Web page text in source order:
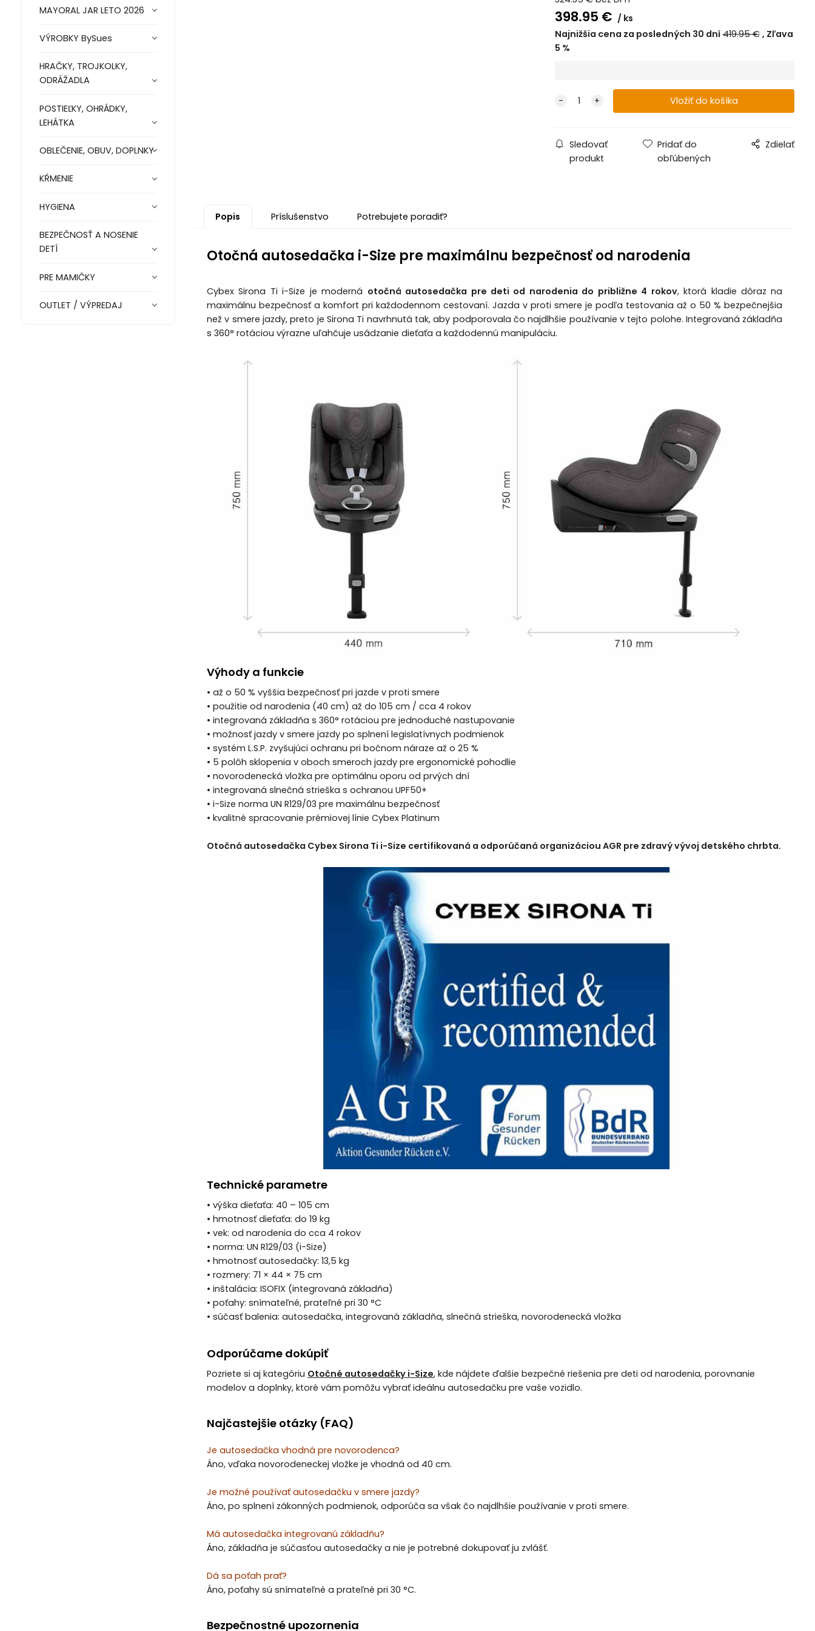
MAYORAL JAR LETO 2026
VÝROBKY BySues
HRAČKY, TROJKOLKY,
ODRÁŽADLA
POSTIEĽKY, OHRÁDKY,
LEHÁTKA
OBLEČENIE, OBUV, DOPLNKY
KŔMENIE
HYGIENA
BEZPEČNOSŤ A NOSENIE
DETÍ
PRE MAMIČKY
OUTLET / VÝPREDAJ
398.95 €
ks
Najnižšia cena za posledných 30 dní 419.95€
Zľava
5 %
Sledovať
produkt
Pridať do
obľúbených
Zdielať
Popis Príslušenstvo Potrebujete poradiť?
Otočná autosedačka i-Size pre maximálnu bezpečnosť od narodenia
Cybex Sirona Ti i-Size je moderná otočná autosedačka pre deti od narodenia do približne 4 rokov, ktorá kladie dôraz na
maximálnu bezpečnosť a komfort pri každodennom cestovaní. Jazda v proti smere je podľa testovania až o 50 % bezpečnejšia
než v smere jazdy, preto je Sirona Ti navrhnutá tak, aby podporovala čo najdlhšie používanie v tejto polohe. Integrovaná základňa
s 360° rotáciou výrazne uľahčuje usádzanie dieťaťa a každodennú manipuláciu.
Výhody a funkcie
• až o 50 % vyššia bezpečnosť pri jazde v proti smere
• použitie od narodenia (40 cm) až do 105 cm / cca 4 rokov
• integrovaná základňa s 360° rotáciou pre jednoduché nastupovanie
• možnosť jazdy v smere jazdy po splnení legislatívnych podmienok
• systém L.S.P. zvyšujúci ochranu pri bočnom náraze až o 25 %
• 5 polôh sklopenia v oboch smeroch jazdy pre ergonomické pohodlie
• novorodenecká vložka pre optimálnu oporu od prvých dní
• integrovaná slnečná strieška s ochranou UPF50+
• i-Size norma UN R129/03 pre maximálnu bezpečnosť
• kvalitné spracovanie prémiovej línie Cybex Platinum
Otočná autosedačka Cybex Sirona Ti i-Size certifikovaná a odporúčaná organizáciou AGR pre zdravý vývoj detského chrbta.
Technické parametre
• výška dieťaťa: 40 – 105 cm
• hmotnosť dieťaťa: do 19 kg
• vek: od narodenia do cca 4 rokov
• norma: UN R129/03 (i-Size)
• hmotnosť autosedačky: 13,5 kg
• rozmery: 71 × 44 × 75 cm
• inštalácia: ISOFIX (integrovaná základňa)
• poťahy: snímateľné, prateľné pri 30 °C
• súčasť balenia: autosedačka, integrovaná základňa, slnečná strieška, novorodenecká vložka
Odporúčame dokúpiť
Pozriete si aj kategóriu Otočné autosedačky i-Size, kde nájdete ďalšie bezpečné riešenia pre deti od narodenia, porovnanie
modelov a doplnky, ktoré vám pomôžu vybrať ideálnu autosedačku pre vaše vozidlo.
Najčastejšie otázky (FAQ)
Je autosedačka vhodná pre novorodenca?
Áno, vďaka novorodeneckej vložke je vhodná od 40 cm.
Je možné používať autosedačku v smere jazdy?
Áno, po splnení zákonných podmienok, odporúča sa však čo najdlhšie používanie v proti smere.
Má autosedačka integrovanú základňu?
Áno, základňa je súčasťou autosedačky a nie je potrebné dokupovať ju zvlášť.
Dá sa poťah prať?
Áno, poťahy sú snímateľné a prateľné pri 30 °C.
Bezpečnostné upozornenia